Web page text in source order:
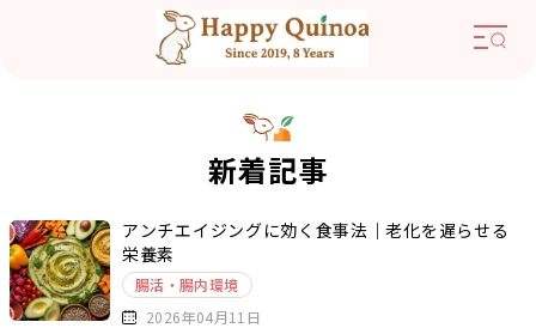
新着記事
アンチエイジングに効く食事法｜老化を遅らせる
栄養素
腸活・腸内環境
2026年04月11日